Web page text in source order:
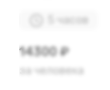
5 часов
14300 ₽
за человека